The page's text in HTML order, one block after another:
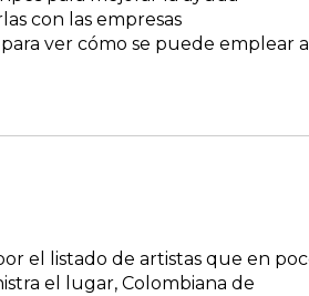
con las empresas
ver cómo se puede emplear a
el listado de artistas que en
el lugar, Colombiana de